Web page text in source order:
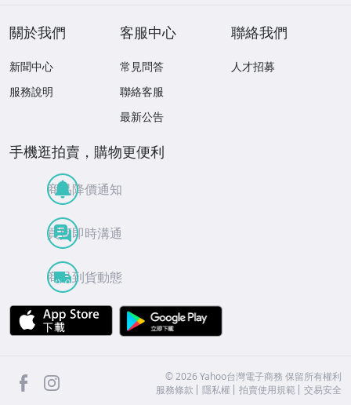
關於我們
新聞中心
服務說明
客服中心
常見問答
聯絡客服
最新公告
聯絡我們
人才招募
手機逛拍賣，購物更便利
商品降價通知
買賣即時溝通
商品到貨動態
APP Store
facebook ©2026 Yahoo台灣電子商務 保留所有權利
服務條款
隱私權 拍賣使用規範 交易安全